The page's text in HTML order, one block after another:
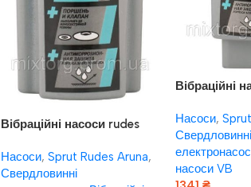
Вібраційні насоси rudes
кабель 10м
Насоси, Sprut Rudes Aruna,
Свердловинні
Вібраційні
кабель 10м
Насоси,
Свердловинні
насоси VB